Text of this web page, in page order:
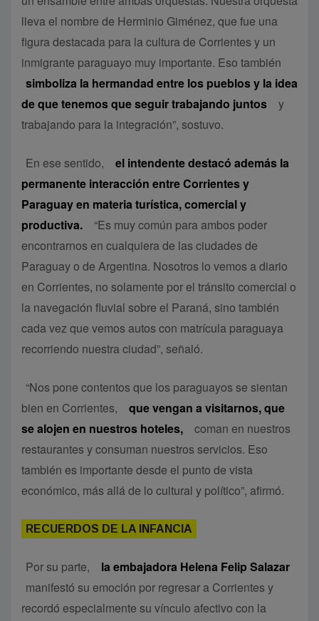
lleva el nombre de Herminio Giménez, que fue una
figura destacada para la cultura de Corrientes y un
inmigrante paraguayo muy importante. Eso también
simboliza la hermandad entre los pueblos y la idea
de que tenemos que seguir trabajando juntos
y
trabajando para la integración”, sostuvo.
En ese sentido,
el intendente destacó además la
permanente interacción entre Corrientes y
Paraguay en materia turística, comercial y
productiva.
“Es muy común para ambos poder
encontrarnos en cualquiera de las ciudades de
Paraguay o de Argentina. Nosotros lo vemos a diario
en Corrientes, no solamente por el tránsito comercial o
la navegación fluvial sobre el Paraná, sino también
cada vez que vemos autos con matrícula paraguaya
recorriendo nuestra ciudad”, señaló.
“Nos pone contentos que los paraguayos se sientan
bien en Corrientes,
que vengan a visitarnos, que
se alojen en nuestros hoteles,
coman en nuestros
restaurantes y consuman nuestros servicios. Eso
también es importante desde el punto de vista
económico, más allá de lo cultural y político”, afirmó.
RECUERDOS DE LA INFANCIA
Por su parte,
la embajadora Helena Felip Salazar
manifestó su emoción por regresar a Corrientes y
recordó especialmente su vínculo afectivo con la